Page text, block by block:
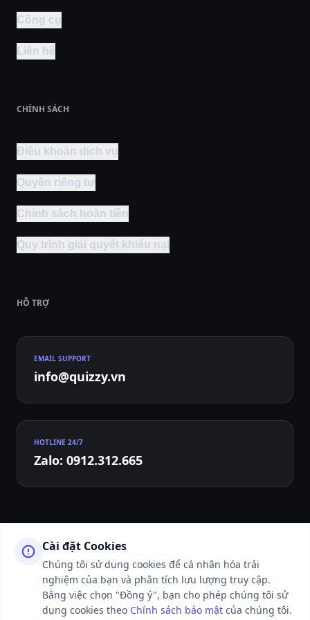
Cài đặt Cookies
Chúng tôi sử dụng cookies để cá nhân hóa trải
nghiệm của bạn và phân tích lưu lượng truy cập.
Bằng việc chọn "Đồng ý", bạn cho phép chúng tôi sử
dụng cookies theo Chính sách bảo mật của chúng tôi.
Công cụ
Liên hệ
CHÍNH SÁCH
Điều khoản dịch vụ
Quyền riêng tư
Chính sách hoàn tiền
Quy trình giải quyết khiếu nại
HỖ TRỢ
EMAIL SUPPORT
info@quizzy.vn
HOTLINE 24/7
Zalo: 0912.312.665
© 2026 QUIZZY.VN - ALL RIGHTS RESERVED. WEBSITE ĐANG TRONG
THỜI GIAN HOÀN THIỆN VÀ LÀM THỦ TỤC XIN CẤP PHÉP CỦA CƠ
QUAN CHỨC NĂNG.